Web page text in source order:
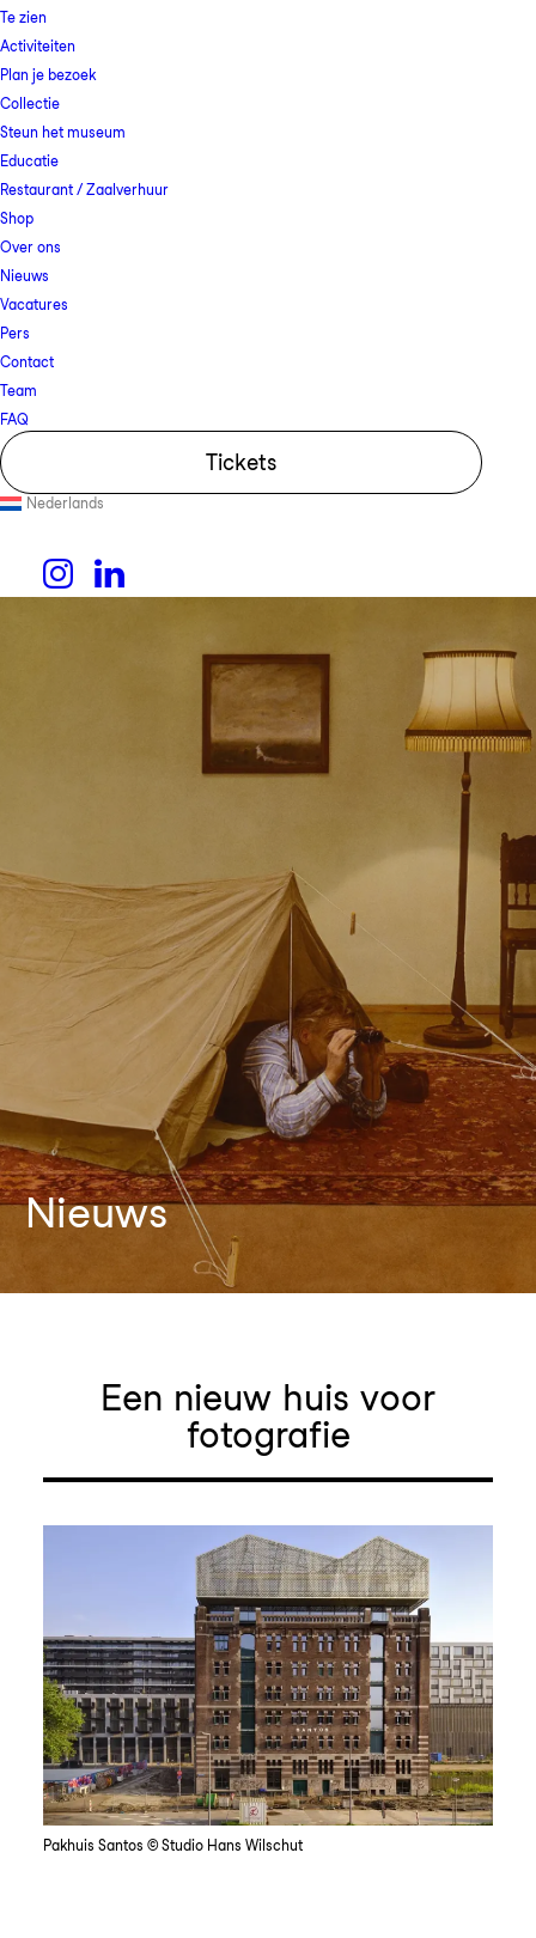
Te zien
Activiteiten
Plan je bezoek
Collectie
Steun het museum
Educatie
Restaurant / Zaalverhuur
Shop
Over ons
Nieuws
Vacatures
Pers
Contact
Team
FAQ
Tickets
Nederlands
Nieuws
Een nieuw huis voor
fotografie
Pakhuis Santos © Studio Hans Wilschut